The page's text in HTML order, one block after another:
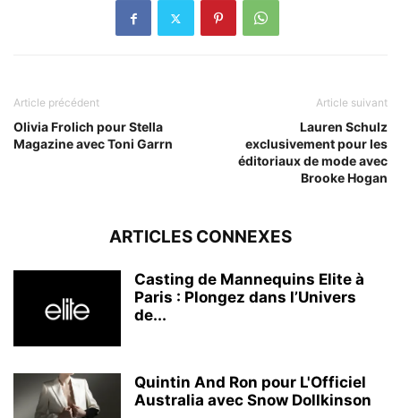
Article précédent
Olivia Frolich pour Stella
Magazine avec Toni Garrn
Article suivant
Lauren Schulz
exclusivement pour les
éditoriaux de mode avec
Brooke Hogan
ARTICLES CONNEXES
Casting de Mannequins Elite à
Paris : Plongez dans l’Univers
de...
Quintin And Ron pour L'Officiel
Australia avec Snow Dollkinson